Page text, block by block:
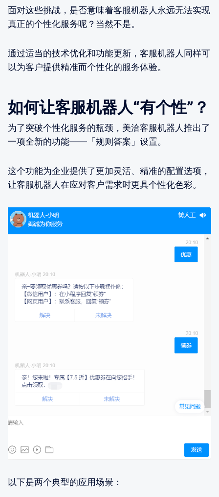
面对这些挑战，是否意味着客服机器人永远无法实现
真正的个性化服务呢？当然不是。
通过适当的技术优化和功能更新，客服机器人同样可
以为客户提供精准而个性化的服务体验。
如何让客服机器人“有个性”？
为了突破个性化服务的瓶颈，美洽客服机器人推出了
一项全新的功能——「规则答案」设置。
这个功能为企业提供了更加灵活、精准的配置选项，
让客服机器人在应对客户需求时更具个性化色彩。
以下是两个典型的应用场景：